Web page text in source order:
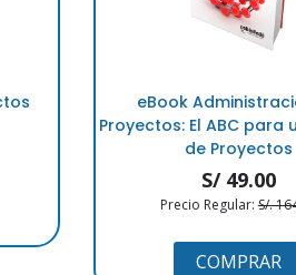
eBook
Proyectos: El ABC para
de Proyectos
S/ 49.00
Precio Regular:S/.
COMPRAR